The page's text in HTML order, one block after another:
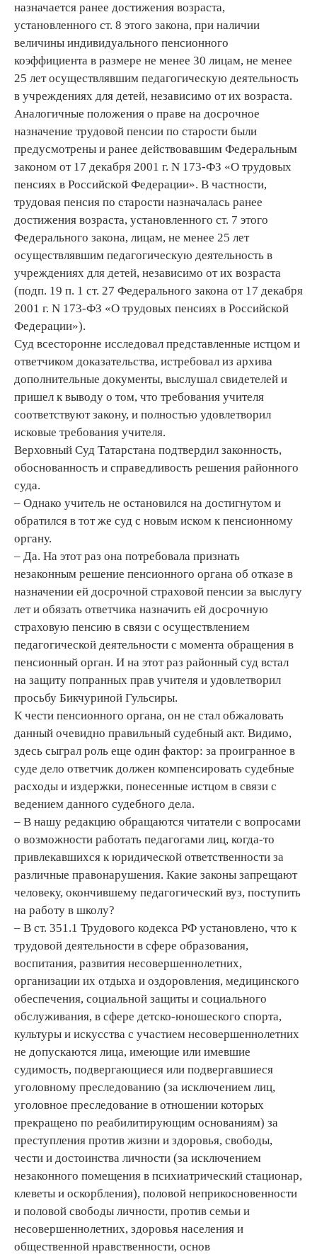
назначается ранее достижения возраста,
установленного ст. 8 этого закона, при наличии
величины индивидуального пенсионного
коэффициента в размере не менее 30 лицам, не менее
25 лет осуществлявшим педагогическую деятельность
в учреждениях для детей, независимо от их возраста.
Аналогичные положения о праве на досрочное
назначение трудовой пенсии по старости были
предусмотрены и ранее действовавшим Федеральным
законом от 17 декабря 2001 г. N 173-ФЗ «О трудовых
пенсиях в Российской Федерации». В частности,
трудовая пенсия по старости назначалась ранее
достижения возраста, установленного ст. 7 этого
Федерального закона, лицам, не менее 25 лет
осуществлявшим педагогическую деятельность в
учреждениях для детей, независимо от их возраста
(подп. 19 п. 1 ст. 27 Федерального закона от 17 декабря
2001 г. N 173-ФЗ «О трудовых пенсиях в Российской
Федерации»).
Суд всесторонне исследовал представленные истцом и
ответчиком доказательства, истребовал из архива
дополнительные документы, выслушал свидетелей и
пришел к выводу о том, что требования учителя
соответствуют закону, и полностью удовлетворил
исковые требования учителя.
Верховный Суд Татарстана подтвердил законность,
обоснованность и справедливость решения районного
суда.
– Однако учитель не остановился на достигнутом и
обратился в тот же суд с новым иском к пенсионному
органу.
– Да. На этот раз она потребовала признать
незаконным решение пенсионного органа об отказе в
назначении ей досрочной страховой пенсии за выслугу
лет и обязать ответчика назначить ей досрочную
страховую пенсию в связи с осуществлением
педагогической деятельности с момента обращения в
пенсионный орган. И на этот раз районный суд встал
на защиту попранных прав учителя и удовлетворил
просьбу Бикчуриной Гульсиры.
К чести пенсионного органа, он не стал обжаловать
данный очевидно правильный судебный акт. Видимо,
здесь сыграл роль еще один фактор: за проигранное в
суде дело ответчик должен компенсировать судебные
расходы и издержки, понесенные истцом в связи с
ведением данного судебного дела.
– В нашу редакцию обращаются читатели с вопросами
о возможности работать педагогами лиц, когда-то
привлекавшихся к юридической ответственности за
различные правонарушения. Какие законы запрещают
человеку, окончившему педагогический вуз, поступить
на работу в школу?
– В ст. 351.1 Трудового кодекса РФ установлено, что к
трудовой деятельности в сфере образования,
воспитания, развития несовершеннолетних,
организации их отдыха и оздоровления, медицинского
обеспечения, социальной защиты и социального
обслуживания, в сфере детско-юношеского спорта,
культуры и искусства с участием несовершеннолетних
не допускаются лица, имеющие или имевшие
судимость, подвергающиеся или подвергавшиеся
уголовному преследованию (за исключением лиц,
уголовное преследование в отношении которых
прекращено по реабилитирующим основаниям) за
преступления против жизни и здоровья, свободы,
чести и достоинства личности (за исключением
незаконного помещения в психиатрический стационар,
клеветы и оскорбления), половой неприкосновенности
и половой свободы личности, против семьи и
несовершеннолетних, здоровья населения и
общественной нравственности, основ